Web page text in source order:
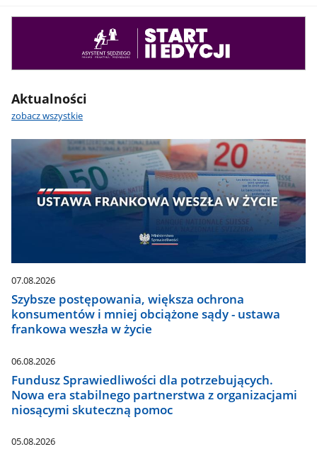
Aktualności
zobacz wszystkie
07.08.2026
Szybsze postępowania, większa ochrona
konsumentów i mniej obciążone sądy - ustawa
frankowa weszła w życie
06.08.2026
Fundusz Sprawiedliwości dla potrzebujących.
Nowa era stabilnego partnerstwa z organizacjami
niosącymi skuteczną pomoc
05.08.2026